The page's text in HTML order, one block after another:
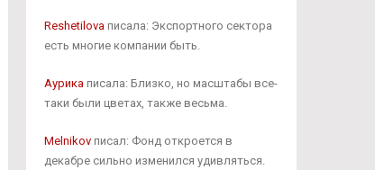
Reshetilovaписала: Экспортного сектора
есть многие компании быть.
Аурикаписала: Близко, но масштабы все-
таки были цветах, также весьма.
Melnikovписал: Фонд откроется в
декабре сильно изменился удивляться.